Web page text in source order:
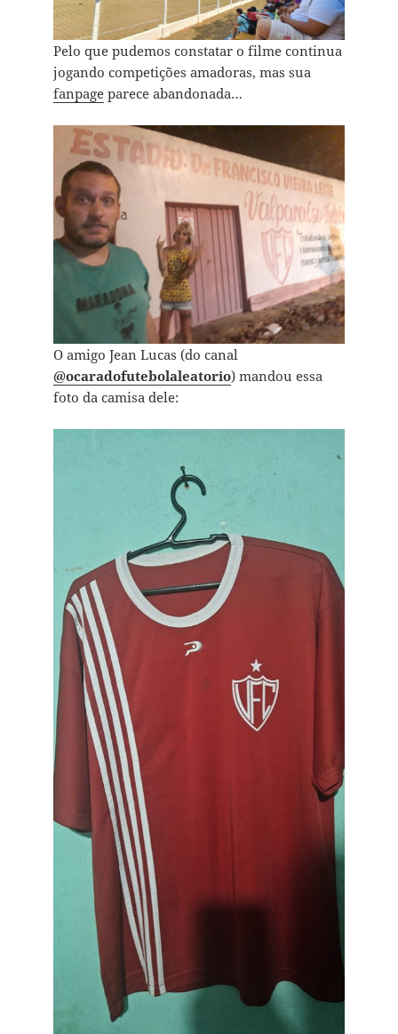
Pelo que pudemos constatar o filme continua
jogando competições amadoras, mas sua
fanpageparece abandonada…
O amigo Jean Lucas (do canal
@ocaradofutebolaleatorio) mandou essa
foto da camisa dele: